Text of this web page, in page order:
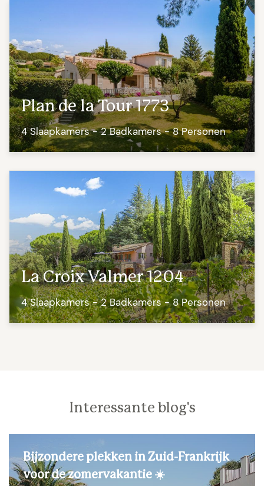
Plan de la Tour 1773
4 Slaapkamers - 2 Badkamers - 8 Personen
La Croix Valmer 1204
4 Slaapkamers - 2 Badkamers - 8 Personen
Interessante blog's
Bijzondere plekken in Zuid-Frankrijk
voor de zomervakantie ☀️